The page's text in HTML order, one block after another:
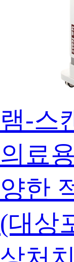
램-스
의료
양한
(대상